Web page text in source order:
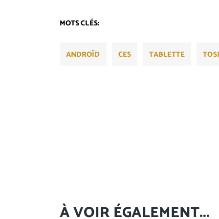
MOTS CLÉS:
ANDROÏD CES TABLETTE
À VOIR ÉGALEMENT...